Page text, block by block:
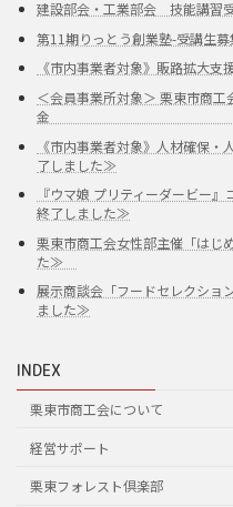
建設部会・工業部会 技能講習
第11期りっとう創業塾-受講生
《市内事業者対象》販路拡大支
＜会員事業所対象＞ 栗東市商工
《市内事業者対象》人材確保
了しました≫
『ウマ娘 プリティーダービー
終了しました≫
栗東市商工会女性部主催「はじ
た≫
展示商談会「フードセレクシ
ました≫
INDEX
栗東市商工会について
経営サポート
栗東フォレスト倶楽部